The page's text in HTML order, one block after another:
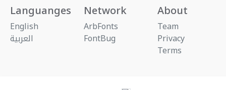
Languanges
English
العربية
Network
ArbFonts
FontBug
About
Team
Privacy
Terms